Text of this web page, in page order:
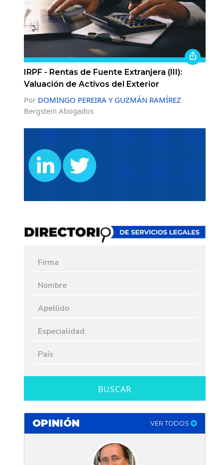
IRPF - Rentas de Fuente Extranjera (III):
Valuación de Activos del Exterior
Por DOMINGO PEREIRA Y GUZMÁN RAMÍREZ
Bergstein Abogados
BUSCAR
OPINIÓN VER TODOS